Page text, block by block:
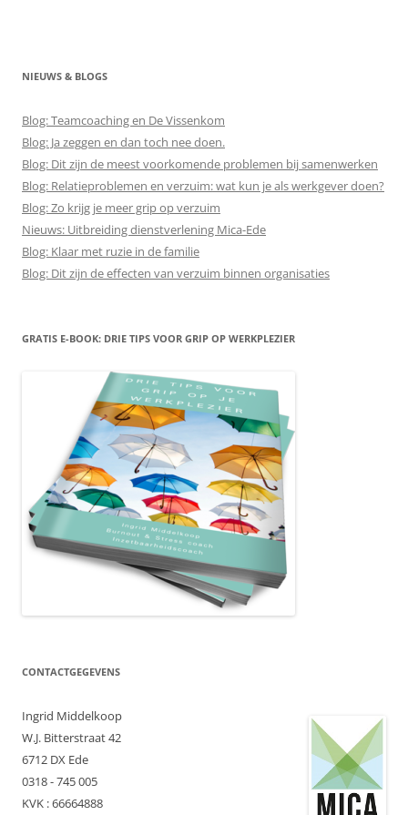
NIEUWS & BLOGS
Blog: Teamcoaching en De Vissenkom
Blog: Ja zeggen en dan toch nee doen.
Blog: Dit zijn de meest voorkomende problemen bij samenwerken
Blog: Relatieproblemen en verzuim: wat kun je als werkgever doen?
Blog: Zo krijg je meer grip op verzuim
Nieuws: Uitbreiding dienstverlening Mica-Ede
Blog: Klaar met ruzie in de familie
Blog: Dit zijn de effecten van verzuim binnen organisaties
GRATIS E-BOOK: DRIE TIPS VOOR GRIP OP WERKPLEZIER
CONTACTGEGEVENS
Ingrid Middelkoop
W.J. Bitterstraat 42
6712 DX Ede
0318 - 745 005
KVK : 66664888